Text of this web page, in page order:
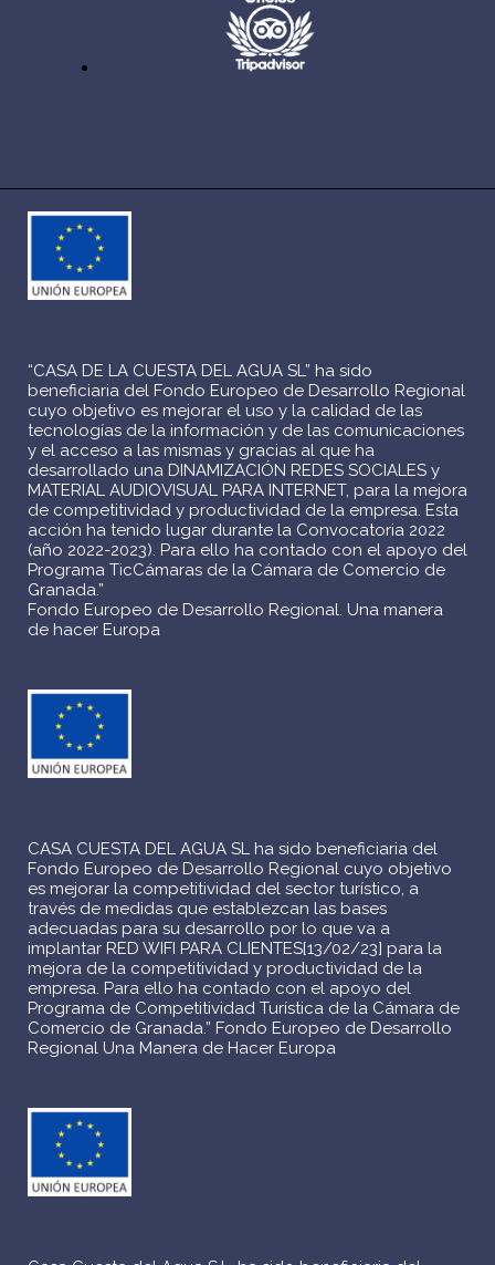
“CASA DE LA CUESTA DEL AGUA SL” ha sido
beneficiaria del Fondo Europeo de Desarrollo Regional
cuyo objetivo es mejorar el uso y la calidad de las
tecnologías de la información y de las comunicaciones
y el acceso a las mismas y gracias al que ha
desarrollado una DINAMIZACIÓN REDES SOCIALES y
MATERIAL AUDIOVISUAL PARA INTERNET, para la mejora
de competitividad y productividad de la empresa. Esta
acción ha tenido lugar durante la Convocatoria 2022
(año 2022-2023). Para ello ha contado con el apoyo del
Programa TicCámaras de la Cámara de Comercio de
Granada.”
Fondo Europeo de Desarrollo Regional. Una manera
de hacer Europa
CASA CUESTA DEL AGUA SL ha sido beneficiaria del
Fondo Europeo de Desarrollo Regional cuyo objetivo
es mejorar la competitividad del sector turístico, a
través de medidas que establezcan las bases
adecuadas para su desarrollo por lo que va a
implantar RED WIFI PARA CLIENTES[13/02/23] para la
mejora de la competitividad y productividad de la
empresa. Para ello ha contado con el apoyo del
Programa de Competitividad Turística de la Cámara de
Comercio de Granada.” Fondo Europeo de Desarrollo
Regional Una Manera de Hacer Europa